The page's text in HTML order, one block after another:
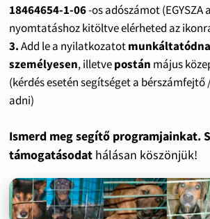
18464654-1-06-os adószámot
nyomtatáshoz kitöltve elérheted az
3.Add le a nyilatkozatot
személyesen, illetvepostán május
(kérdés esetén segítséget a
adni)
Ismerd meg segítő programjainkat.
támogatásodat hálásan köszönjük!